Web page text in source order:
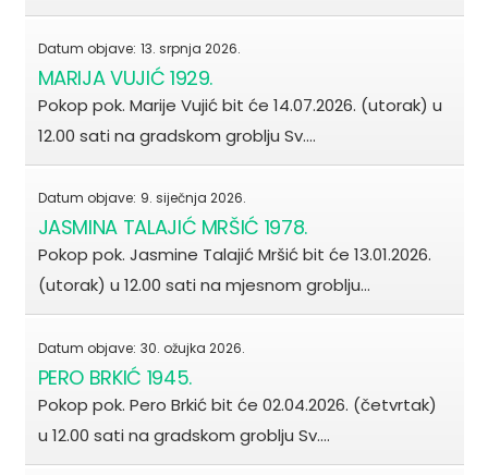
Datum objave: 13. srpnja 2026.
MARIJA VUJIĆ 1929.
Pokop pok. Marije Vujić bit će 14.07.2026. (utorak) u
12.00 sati na gradskom groblju Sv.…
Datum objave: 9. siječnja 2026.
JASMINA TALAJIĆ MRŠIĆ 1978.
Pokop pok. Jasmine Talajić Mršić bit će 13.01.2026.
(utorak) u 12.00 sati na mjesnom groblju…
Datum objave: 30. ožujka 2026.
PERO BRKIĆ 1945.
Pokop pok. Pero Brkić bit će 02.04.2026. (četvrtak)
u 12.00 sati na gradskom groblju Sv.…